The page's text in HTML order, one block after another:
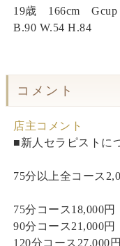
19歳 166cm Gcup
B.90 W.54H.84
コメント
店主コメント
■新人セラピストに
75分以上全コース
75分コース18,000
90分コース21,000
120分コース27,000